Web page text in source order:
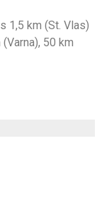
1,5 km (St. Vlas)
50 km